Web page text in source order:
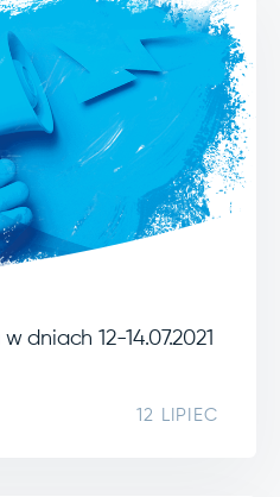
dniach 12-14.07.2021
12 LIPIEC